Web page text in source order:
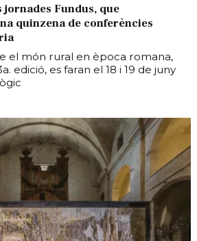
jornades Fundus, que
quinzena de conferències
el món rural en època romana,
edició, es faran el 18 i 19 de juny